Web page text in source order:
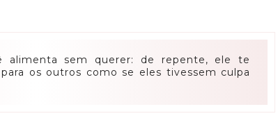
alimenta sem querer: de repente, ele te
os outros como se eles tivessem culpa